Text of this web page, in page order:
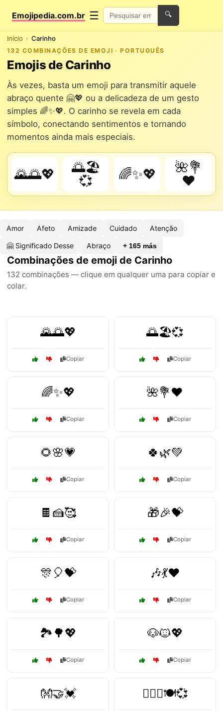
Emojipedia.com.br ☰ 🔍
Início Carinho
132 COMBINAÇÕES DE EMOJI · PORTUGUÊS
Emojis de Carinho
Às vezes, basta um emoji para transmitir aquele
abraço quente 🤗💖 ou a delicadeza de um gesto
simples 🌈✨💖. O carinho se revela em cada
símbolo, conectando sentimentos e tornando
momentos ainda mais especiais.
🌄🌅💖
🌅🏖️
💞
🌈✨💖
🌺💐
❤️
Amor Afeto Amizade Cuidado Atenção
🤗 Significado Desse Abraço + 165 más
Combinações de emoji de Carinho
132 combinações — clique em qualquer uma para copiar e
colar.
🌄🌅💖
Copiar
🌅🏖️💞
Copiar
🌈✨💖
Copiar
🌺💐❤️
Copiar
🌻🌸💗
Copiar
🍀🌿💚
Copiar
🍫🍰🥰
Copiar
🎁🎉💝
Copiar
🎊🎈💝
Copiar
🎶💃❤️
Copiar
🏞️🌳💖
Copiar
🐶🐱💖
Copiar
👐🤝💓 👩‍❤️‍👨🍽️💞